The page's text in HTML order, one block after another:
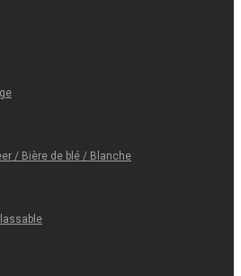
/ Bière de blé / Blanche